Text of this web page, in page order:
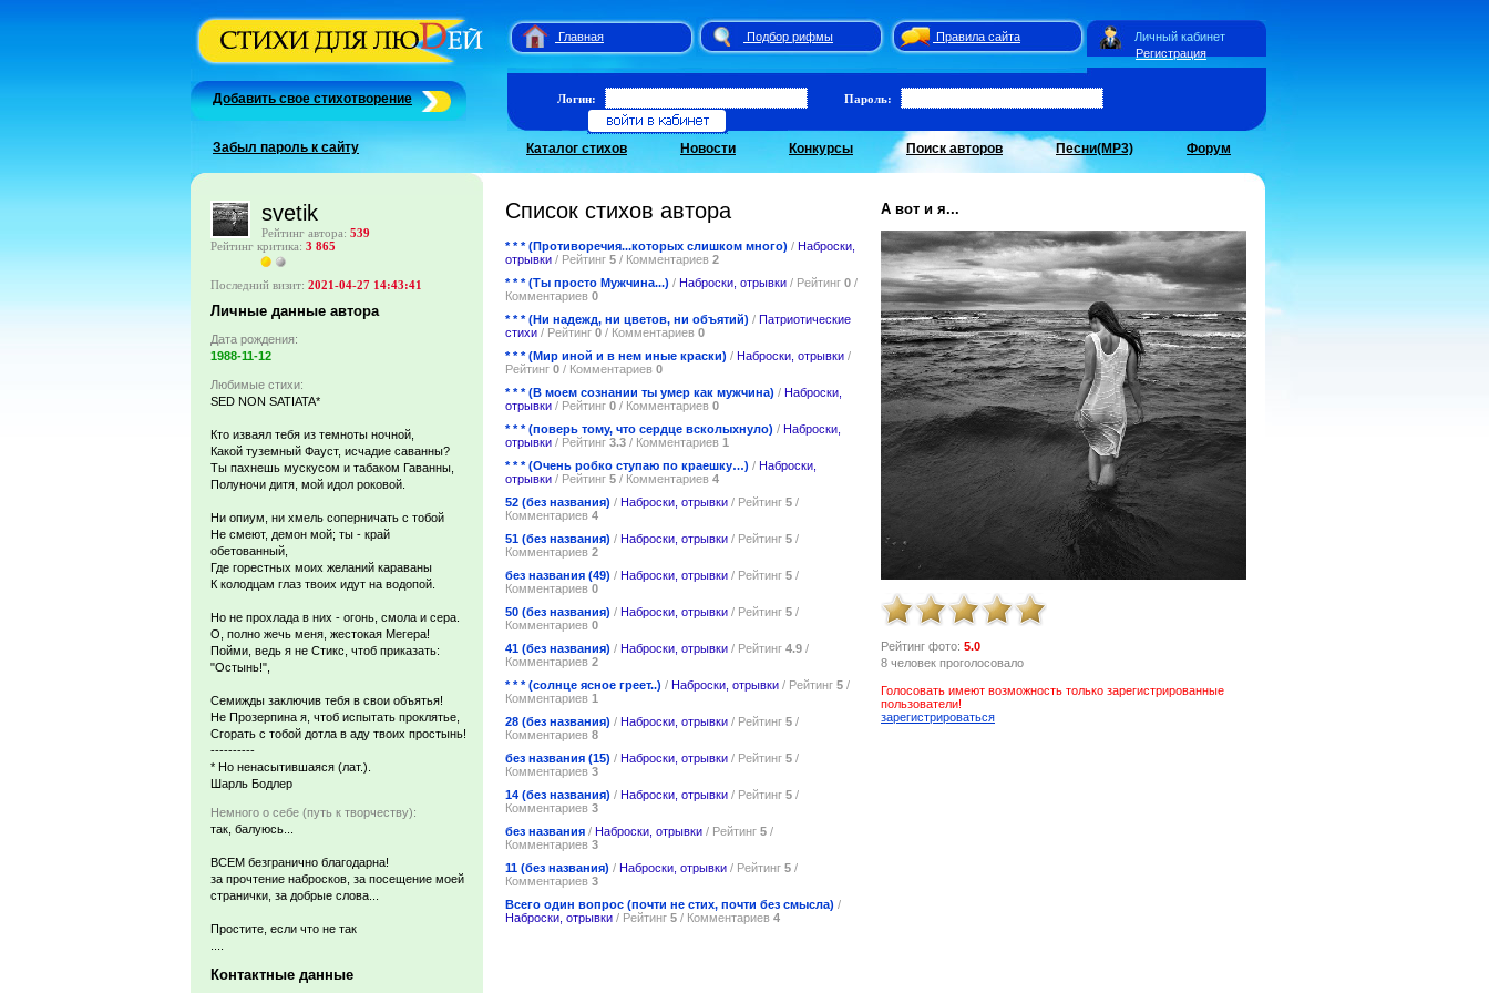
Главная Подбор рифмы
Правила сайта
Регистрация
Личный кабинет
Добавить свое стихотворение
Забыл пароль к сайту
Логин: Пароль:
Каталог стихов Новости Конкурсы Поиск авторов Песни(MP3) Форум
svetik
Рейтинг автора: 539
Рейтинг критика: 3 865
Последний визит: 2021-04-27 14:43:41
Личные данные автора
Дата рождения:
1988-11-12
Любимые стихи:
SED NON SATIATA*
Кто изваял тебя из темноты ночной,
Какой туземный Фауст, исчадие саванны?
Ты пахнешь мускусом и табаком Гаванны,
Полуночи дитя, мой идол роковой.
Ни опиум, ни хмель соперничать с тобой
Не смеют, демон мой; ты - край
обетованный,
Где горестных моих желаний караваны
К колодцам глаз твоих идут на водопой.
Но не прохлада в них - огонь, смола и сера.
О, полно жечь меня, жестокая Мегера!
Пойми, ведь я не Стикс, чтоб приказать:
"Остынь!",
Семижды заключив тебя в свои объятья!
Не Прозерпина я, чтоб испытать проклятье,
Сгорать с тобой дотла в аду твоих простынь!
----------
* Но ненасытившаяся (лат.).
Шарль Бодлер
Немного о себе (путь к творчеству):
так, балуюсь...
ВСЕМ безгранично благодарна!
за прочтение набросков, за посещение моей
странички, за добрые слова...
Простите, если что не так
Контактные данные
Список стихов автора
* * * (Противоречия...которых слишком много) / Наброски,
отрывки / Рейтинг 5 / Комментариев 2
* * * (Ты просто Мужчина...) / Наброски, отрывки / Рейтинг 0 /
Комментариев 0
* * * (Ни надежд, ни цветов, ни объятий) / Патриотические
стихи / Рейтинг 0 / Комментариев 0
* * * (Мир иной и в нем иные краски) / Наброски, отрывки /
Рейтинг 0 / Комментариев 0
* * * (В моем сознании ты умер как мужчина) / Наброски,
отрывки / Рейтинг 0 / Комментариев 0
* * * (поверь тому, что сердце всколыхнуло) / Наброски,
отрывки / Рейтинг 3.3 / Комментариев 1
* * * (Очень робко ступаю по краешку…) / Наброски,
отрывки / Рейтинг 5 / Комментариев 4
52 (без названия) / Наброски, отрывки / Рейтинг 5 /
Комментариев 4
51 (без названия) / Наброски, отрывки / Рейтинг 5 /
Комментариев 2
без названия (49) / Наброски, отрывки / Рейтинг 5 /
Комментариев 0
50 (без названия) / Наброски, отрывки / Рейтинг 5 /
Комментариев 0
41 (без названия) / Наброски, отрывки / Рейтинг 4.9 /
Комментариев 2
* * * (солнце ясное греет..) / Наброски, отрывки / Рейтинг 5 /
Комментариев 1
28 (без названия) / Наброски, отрывки / Рейтинг 5 /
Комментариев 8
без названия (15) / Наброски, отрывки / Рейтинг 5 /
Комментариев 3
14 (без названия) / Наброски, отрывки / Рейтинг 5 /
Комментариев 3
без названия / Наброски, отрывки / Рейтинг 5 /
Комментариев 3
11 (без названия) / Наброски, отрывки / Рейтинг 5 /
Комментариев 3
Всего один вопрос (почти не стих, почти без смысла) /
Наброски, отрывки / Рейтинг 5 / Комментариев 4
А вот и я...
Рейтинг фото: 5.0
8 человек проголосовало
Голосовать имеют возможность только зарегистрированные
пользователи!
зарегистрироваться